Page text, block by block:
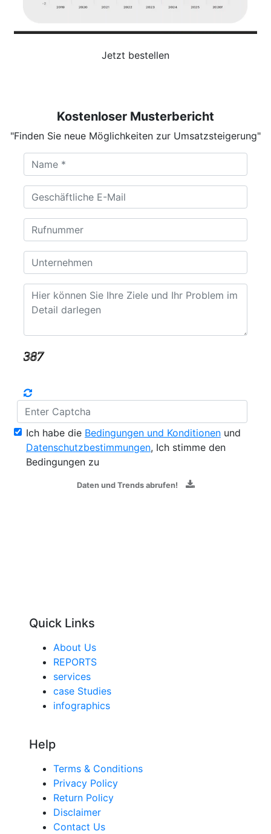
Jetzt bestellen
Kostenloser Musterbericht
"Finden Sie neue Möglichkeiten zur Umsatzsteigerung"
Ich habe die Bedingungen und Konditionen und
Datenschutzbestimmungen, Ich stimme den
Bedingungen zu
Daten und Trends abrufen!
Quick Links
About Us
REPORTS
services
case Studies
infographics
Help
Terms & Conditions
Privacy Policy
Return Policy
Disclaimer
Contact Us